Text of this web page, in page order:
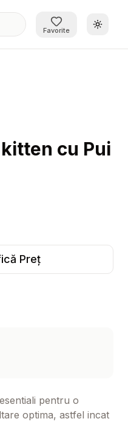
Favorite
cu Pui
Preț
(se deschide într-o filă
pentru o
optima, astfel incat